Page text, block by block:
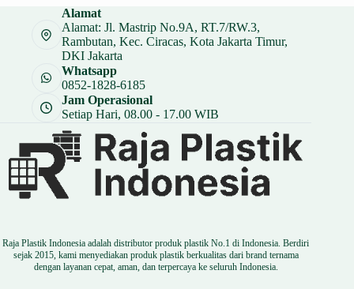
Rp 73.000.
adalah:
Rp 54.750.
Alamat
Alamat: Jl. Mastrip No.9A, RT.7/RW.3,
Rambutan, Kec. Ciracas, Kota Jakarta Timur,
DKI Jakarta
Whatsapp
0852-1828-6185
Jam Operasional
Setiap Hari, 08.00 - 17.00 WIB
Raja Plastik Indonesia adalah distributor produk plastik No.1 di Indonesia. Berdiri
sejak 2015, kami menyediakan produk plastik berkualitas dari brand ternama
dengan layanan cepat, aman, dan terpercaya ke seluruh Indonesia.